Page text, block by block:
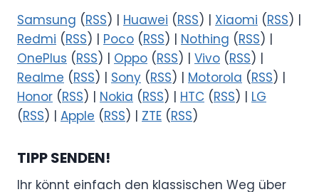
Samsung (RSS) | Huawei (RSS) | Xiaomi (RSS) |
Redmi (RSS) | Poco (RSS) | Nothing (RSS) |
OnePlus (RSS) | Oppo (RSS) | Vivo (RSS) |
Realme (RSS) | Sony (RSS) | Motorola (RSS) |
Honor (RSS) | Nokia (RSS) | HTC (RSS) | LG
(RSS) | Apple (RSS) | ZTE (RSS)
TIPP SENDEN!
Ihr könnt einfach den klassischen Weg über